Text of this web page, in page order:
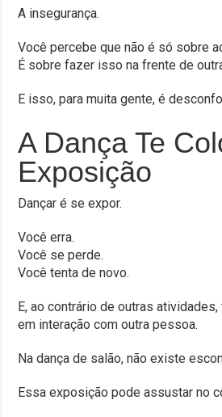
A insegurança.
Você percebe que não é só sobre
É sobre fazer isso na frente de
E isso, para muita gente, é
A Dança Te
Exposição
Dançar é se expor.
Você erra.
Você se perde.
Você tenta de novo.
E, ao contrário de outras
em interação com outra pessoa.
Na dança de salão, não existe
Essa exposição pode assustar no